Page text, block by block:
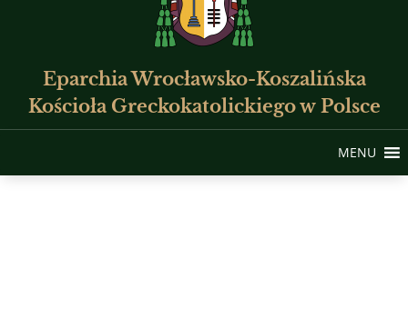
Eparchia Wrocławsko-Koszalińska
Kościoła Greckokatolickiego w Polsce
MENU